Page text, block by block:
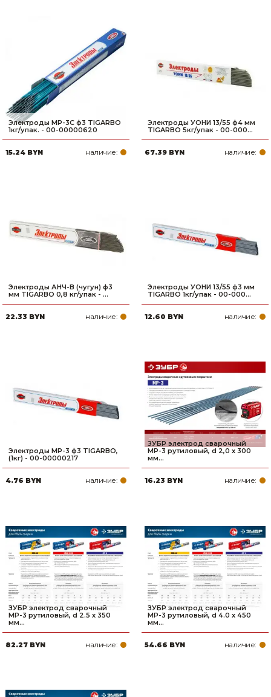
Электроды МР-3C ф3 TIGARBO
1кг/упак. - 00-00000620
15.24 BYN наличие:
Электроды УОНИ 13/55 ф4 мм
TIGARBO 5кг/упак - 00-000...
67.39 BYN наличие:
Электроды АНЧ-В (чугун) ф3
мм TIGARBO 0,8 кг/упак - ...
22.33 BYN наличие:
Электроды УОНИ 13/55 ф3 мм
TIGARBO 1кг/упак - 00-000...
12.60 BYN наличие:
Электроды МР-3 ф3 TIGARBO,
(1кг) - 00-00000217
4.76 BYN наличие:
ЗУБР электрод сварочный
МР-3 рутиловый, d 2,0 х 300
мм...
16.23 BYN наличие:
ЗУБР электрод сварочный
МР-3 рутиловый, d 2.5 х 350
мм...
82.27 BYN наличие:
ЗУБР электрод сварочный
МР-3 рутиловый, d 4.0 х 450
мм...
54.66 BYN наличие: